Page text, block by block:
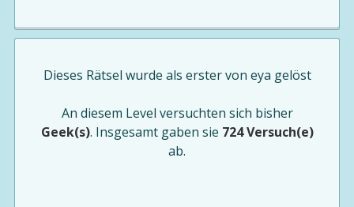
Dieses Rätsel wurde als erster von eya gelöst
An diesem Level versuchten sich bisher
Geek(s). Insgesamt gaben sie 724 Versuch(e)
ab.